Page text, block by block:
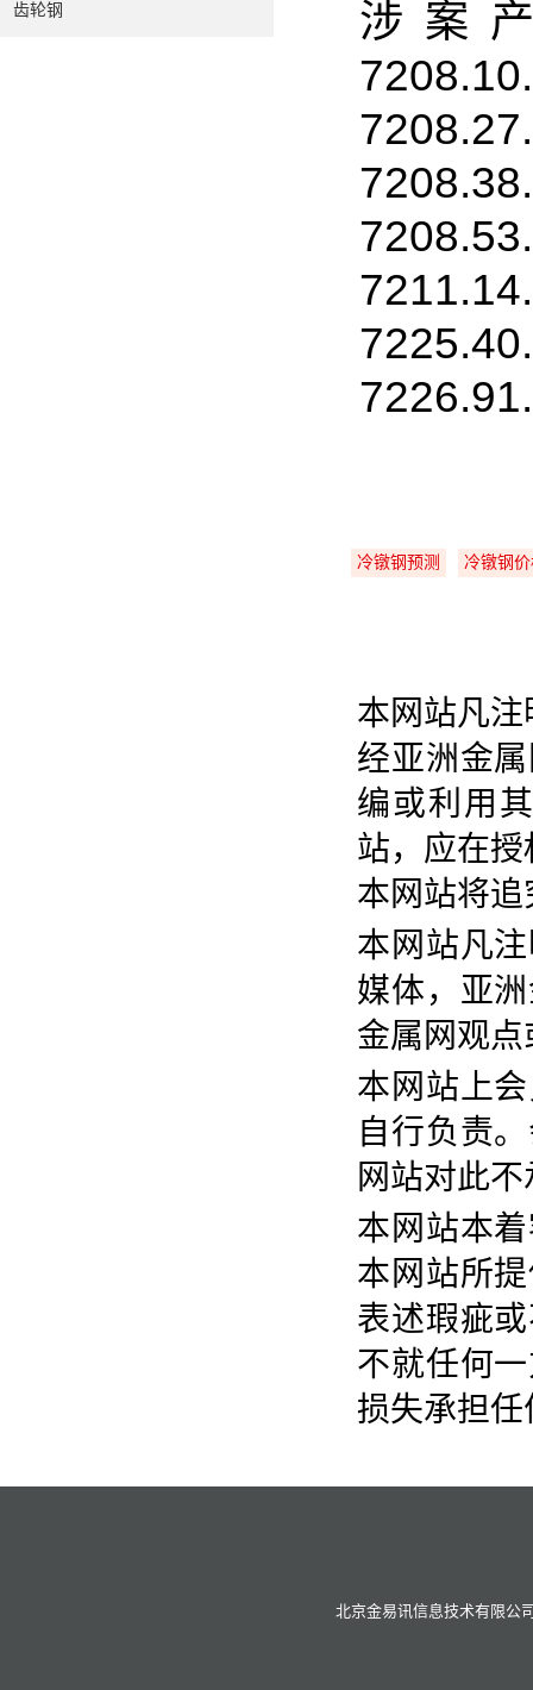
齿轮钢
涉案
冷镦钢预测 冷镦钢
本网站凡
经亚洲金
编或利用
站，应在
本网站将
本网站凡
媒体，亚
金属网观
本网站上
自行负责
网站对此
本网站本
本网站所
表述瑕疵
不就任何
损失承担任
北京金易讯信息技术有限公